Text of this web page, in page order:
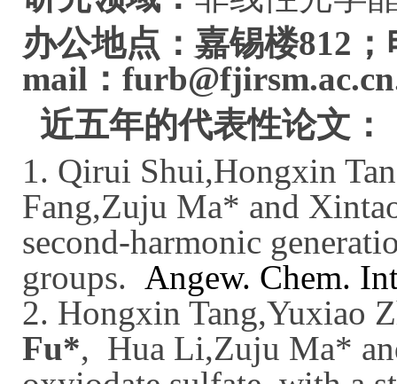
办公地点： 嘉锡楼812
mail：
近五年的代表性论文：
1. Qirui Shui,Hongxin
Fang,Zuju Ma* and
second-harmonic g
groups. Angew. Chem.
2. Hongxin Tang,Yuxiao
Fu*, Hua Li,Zuju Ma*